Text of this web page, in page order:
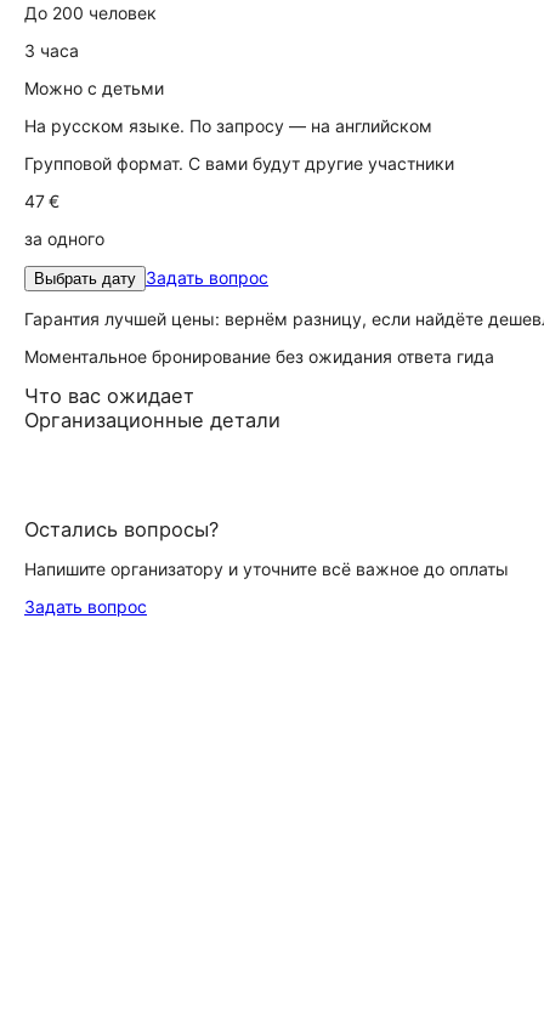
До 200 человек
3 часа
Можно с детьми
На русском языке. По запросу — на английском
Групповой формат. С вами будут другие участники
47 €
за одного
Выбрать дату Задать вопрос
Гарантия лучшей цены: вернём разницу, если найдёте
Моментальное бронирование без ожидания ответа гида
Что вас ожидает
Организационные детали
Остались вопросы?
Напишите организатору и уточните всё важное до оплаты
Задать вопрос